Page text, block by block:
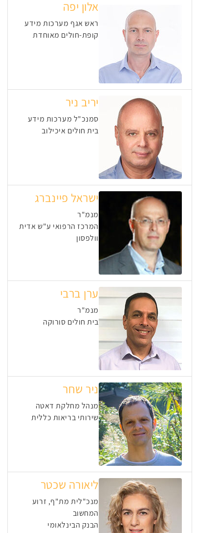
אלון יפה
ראש אגף מערכות מידע
קופת-חולים מאוחדת
יריב ניר
סמנכ"ל מערכות מידע
בית חולים איכילוב
ישראל פיינברג
מנמ"ר
המרכז הרפואי ע"ש אדית
וולפסון
ערן ברבי
מנמ"ר
בית חולים סורוקה
ניר שחר
מנהל מחלקת דאטה
שירותי בריאות כללית
ליאורה שכטר
מנכ"לית מת"ף, זרוע
המחשוב
הבנק הבינלאומי